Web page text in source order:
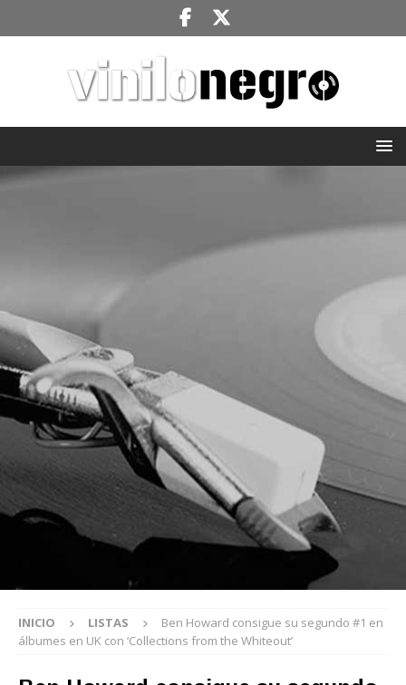
INICIO LISTAS
Ben Howard consigue su segundo #1 en
álbumes en UK con ‘Collections from the Whiteout’